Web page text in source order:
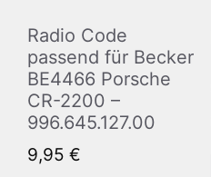
Radio Code
passend für Becker
BE4466 Porsche
CR-2200 –
996.645.127.00
9,95 €